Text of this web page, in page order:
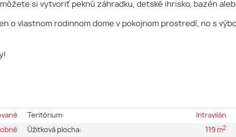
si vytvoriť peknú záhradku, detské ihrisko, bazén
o vlastnom rodinnom dome v pokojnom prostredí, no s
Teritórium:
Intravilán
Úžitková plocha:
119 m2